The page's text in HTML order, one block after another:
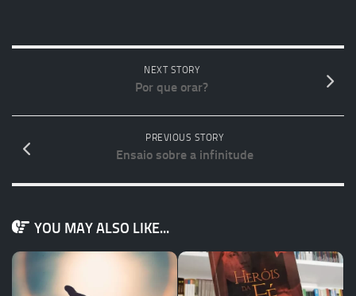
NEXT STORY
Por que orar?
PREVIOUS STORY
Ensaio sobre a infinitude
YOU MAY ALSO LIKE...